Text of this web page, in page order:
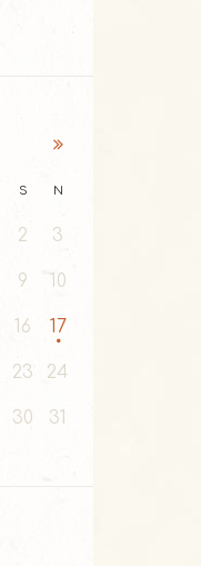
S N
2 3
9 10
16 17
23 24
30 31